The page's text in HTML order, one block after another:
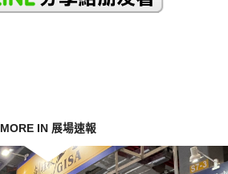
MORE IN 展場速報